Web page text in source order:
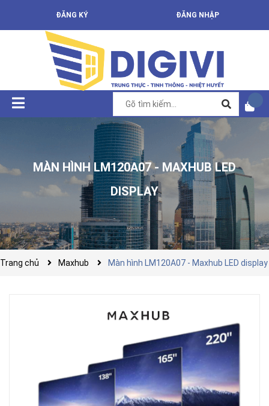
ĐĂNG KÝ ĐĂNG NHẬP
MÀN HÌNH LM120A07 - MAXHUB LED
DISPLAY
Trang chủ Maxhub Màn hình LM120A07 - Maxhub LED display